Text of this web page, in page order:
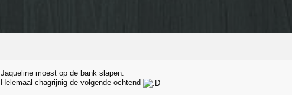
Jaqueline moest op de bank slapen.
Helemaal chagrijnig de volgende ochtend